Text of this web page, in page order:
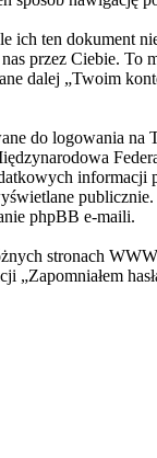
ich ten dokument
przez Ciebie. To
dalej „Twoim
do logowania na
informacji
phpBB e-maili.
stronach
„Zapomniałem